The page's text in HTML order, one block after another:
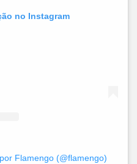
no Instagram
Flamengo (@flamengo)